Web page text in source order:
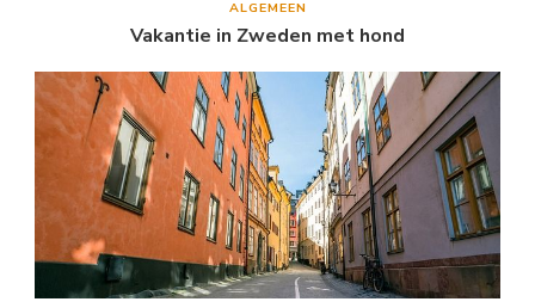
ALGEMEEN
Vakantie in Zweden met hond